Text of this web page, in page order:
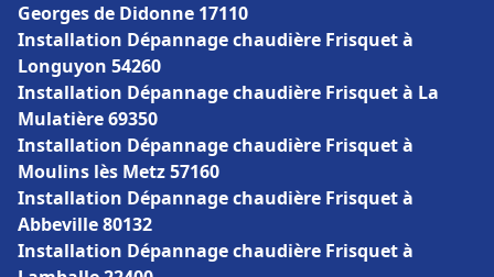
Georges de Didonne 17110
Installation Dépannage chaudière Frisquet à
Longuyon 54260
Installation Dépannage chaudière Frisquet à La
Mulatière 69350
Installation Dépannage chaudière Frisquet à
Moulins lès Metz 57160
Installation Dépannage chaudière Frisquet à
Abbeville 80132
Installation Dépannage chaudière Frisquet à